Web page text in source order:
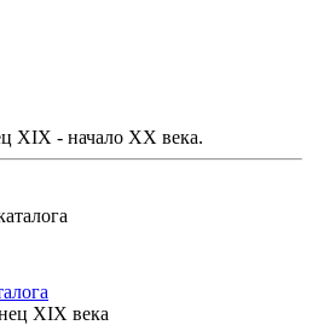
XIX - начало XX века.
XIX века